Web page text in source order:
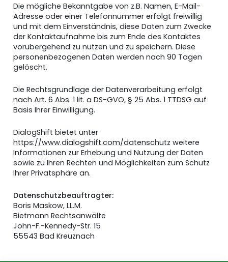
Die mögliche Bekanntgabe von z.B. Namen, E-Mail-
Adresse oder einer Telefonnummer erfolgt freiwillig
und mit dem Einverständnis, diese Daten zum Zwecke
der Kontaktaufnahme bis zum Ende des Kontaktes
vorübergehend zu nutzen und zu speichern. Diese
personenbezogenen Daten werden nach 90 Tagen
gelöscht.
Die Rechtsgrundlage der Datenverarbeitung erfolgt
nach Art. 6 Abs. 1 lit. a DS-GVO, § 25 Abs. 1 TTDSG auf
Basis Ihrer Einwilligung.
DialogShift bietet unter
https://www.dialogshift.com/datenschutz weitere
Informationen zur Erhebung und Nutzung der Daten
sowie zu Ihren Rechten und Möglichkeiten zum Schutz
Ihrer Privatsphäre an.
Datenschutzbeauftragter:
Boris Maskow, LL.M.
Bietmann Rechtsanwälte
John-F.-Kennedy-Str. 15
55543 Bad Kreuznach